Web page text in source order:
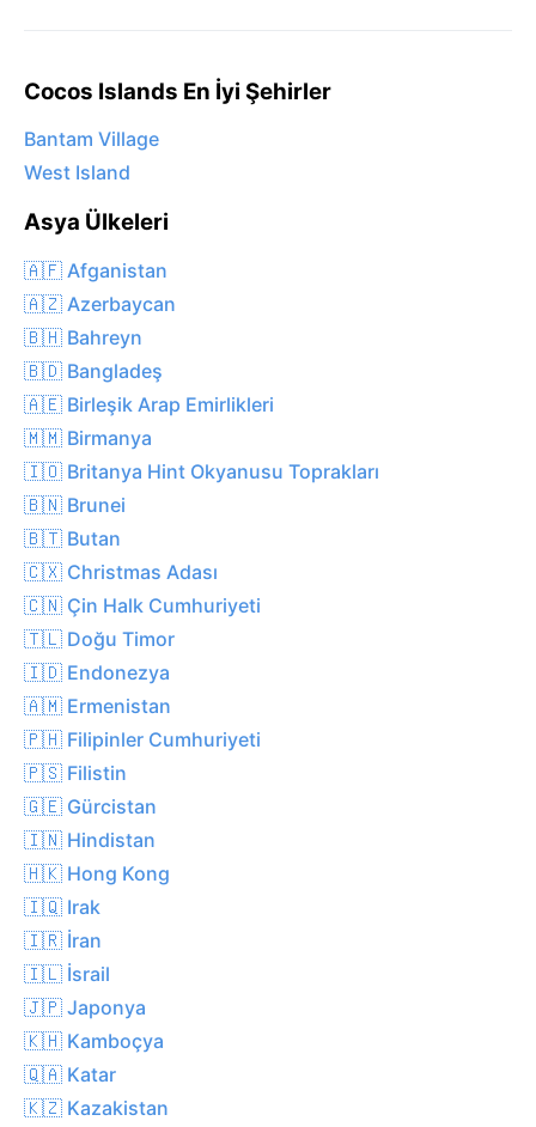
Cocos Islands En İyi Şehirler
Bantam Village
West Island
Asya Ülkeleri
🇦🇫 Afganistan
🇦🇿 Azerbaycan
🇧🇭 Bahreyn
🇧🇩 Bangladeş
🇦🇪 Birleşik Arap Emirlikleri
🇲🇲 Birmanya
🇮🇴 Britanya Hint Okyanusu Toprakları
🇧🇳 Brunei
🇧🇹 Butan
🇨🇽 Christmas Adası
🇨🇳 Çin Halk Cumhuriyeti
🇹🇱 Doğu Timor
🇮🇩 Endonezya
🇦🇲 Ermenistan
🇵🇭 Filipinler Cumhuriyeti
🇵🇸 Filistin
🇬🇪 Gürcistan
🇮🇳 Hindistan
🇭🇰 Hong Kong
🇮🇶 Irak
🇮🇷 İran
🇮🇱 İsrail
🇯🇵 Japonya
🇰🇭 Kamboçya
🇶🇦 Katar
🇰🇿 Kazakistan